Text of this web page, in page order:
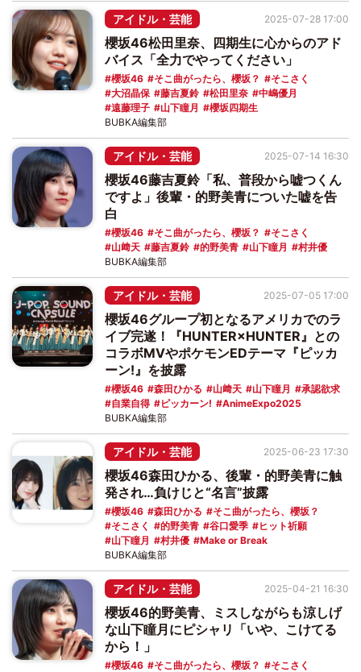
アイドル・芸能
櫻坂46松田里奈、四期生に心からのアド
バイス「全力でやってください」
櫻坂46 そこ曲がったら、櫻坂？
そこさく
大沼晶保
藤吉夏鈴 松田里奈
中嶋優月
遠藤理子
山下瞳月 櫻坂四期生
2025-07-28 17:00
BUBKA編集部
アイドル・芸能
櫻坂46藤吉夏鈴「私、普段から嘘つくん
ですよ」後輩・的野美青についた嘘を告
白
櫻坂46 そこ曲がったら、櫻坂？
そこさく
山﨑天
藤吉夏鈴 的野美青 山下瞳月 村井優
2025-07-14 16:30
BUBKA編集部
アイドル・芸能
櫻坂46グループ初となるアメリカでのラ
イブ完遂！『HUNTER×HUNTER』との
コラボMVやポケモンEDテーマ『ピッカ
ーン!』を披露
櫻坂46 森田ひかる 山﨑天 山下瞳月
承認欲求
自業自得
ピッカーン! AnimeExpo2025
2025-07-05 17:00
BUBKA編集部
アイドル・芸能
櫻坂46森田ひかる、後輩・的野美青に触
発され…負けじと“名言”披露
櫻坂46 森田ひかる
そこ曲がったら、櫻坂？
そこさく
的野美青 谷口愛季
ヒット祈願
山下瞳月
村井優 Make or Break
2025-06-23 17:30
BUBKA編集部
アイドル・芸能
櫻坂46的野美青、ミスしながらも涼しげ
な山下瞳月にピシャリ「いや、こけてる
から！」
櫻坂46 そこ曲がったら、櫻坂？
そこさく
2025-04-21 16:30